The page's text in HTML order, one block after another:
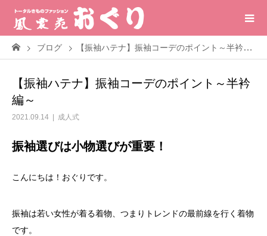
ブログ 【振袖ハテナ】振袖コーデのポイント～半衿編～
【振袖ハテナ】振袖コーデのポイント～半衿
編～
2021.09.14 成人式
振袖選びは小物選びが重要！
こんにちは！おぐりです。
振袖は若い女性が着る着物、つまりトレンドの最前線を行く着物
です。